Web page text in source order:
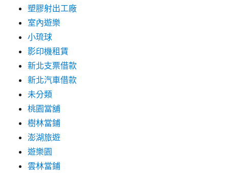
塑膠射出工廠
室內遊樂
小琉球
影印機租賃
新北支票借款
新北汽車借款
未分類
桃園當舖
樹林當鋪
澎湖旅遊
遊樂園
雲林當鋪